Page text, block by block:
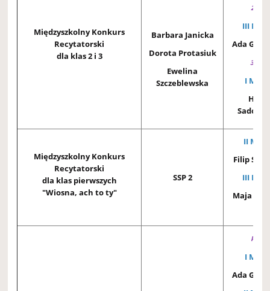
Międzyszkolny Konkurs
Recytatorski
dla klas 2 i 3
Barbara Janicka
Dorota Protasiuk
Ewelina
Szczeblewska
2
III
Ada
3
I
Międzyszkolny Konkurs
Recytatorski
dla klas pierwszych
"Wiosna, ach to ty"
SSP 2
II
Filip
III
Maja
klasy
I
Ada